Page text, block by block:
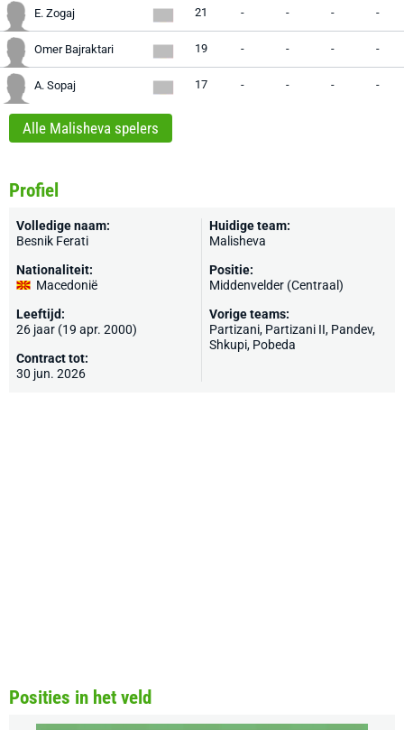
E. Zogaj 21 - - - -
Omer Bajraktari 19 - - - -
A. Sopaj 17 - - - -
Alle Malisheva spelers
Profiel
Volledige naam:
Besnik Ferati
Nationaliteit:
Macedonië
Leeftijd:
26 jaar (19 apr. 2000)
Contract tot:
30 jun. 2026
Huidige team:
Malisheva
Positie:
Middenvelder (Centraal)
Vorige teams:
Partizani, Partizani II, Pandev,
Shkupi, Pobeda
Posities in het veld